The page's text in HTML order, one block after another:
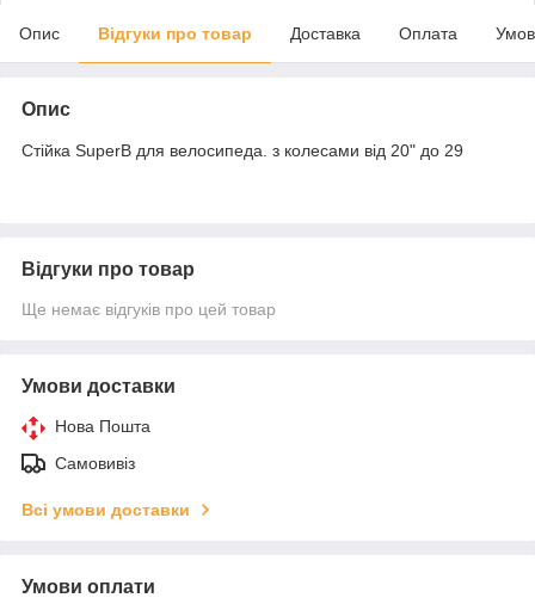
Опис Відгуки про товар Доставка Оплата
Опис
Стійка SuperB для велосипеда. з колесами від 20" до 29
Відгуки про товар
Ще немає відгуків про цей товар
Умови доставки
Нова Пошта
Самовивіз
Всі умови доставки
Умови оплати